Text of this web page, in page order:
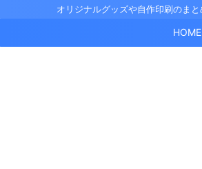
オリジナルグッズや自作印刷のまと
HOME